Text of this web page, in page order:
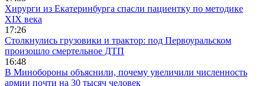
Хирурги из Екатеринбурга спасли пациентку по методике
XIX века
17:26
Столкнулись грузовики и трактор: под Первоуральском
произошло смертельное ДТП
16:48
В Минобороны объяснили, почему увеличили численность
армии почти на 30 тысяч человек